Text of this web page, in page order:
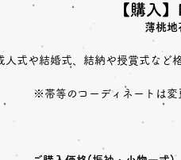
【購入
薄桃地
人式や結婚式、結納や授賞式など
※帯等のコーディネートは変